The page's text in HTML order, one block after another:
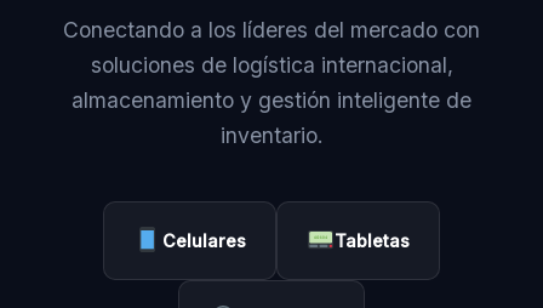
Conectando a los líderes del mercado con
soluciones de logística internacional,
almacenamiento y gestión inteligente de
inventario.
Celulares Tabletas